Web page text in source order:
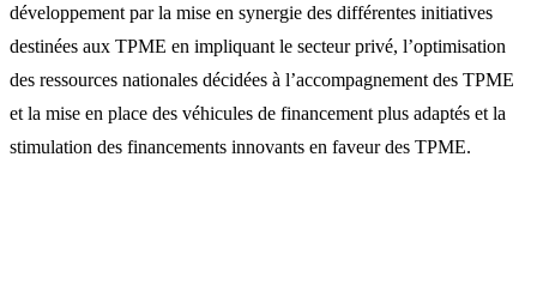
développement par la mise en synergie des différentes initiatives
destinées aux TPME en impliquant le secteur privé, l’optimisation
des ressources nationales décidées à l’accompagnement des TPME
et la mise en place des véhicules de financement plus adaptés et la
stimulation des financements innovants en faveur des TPME.